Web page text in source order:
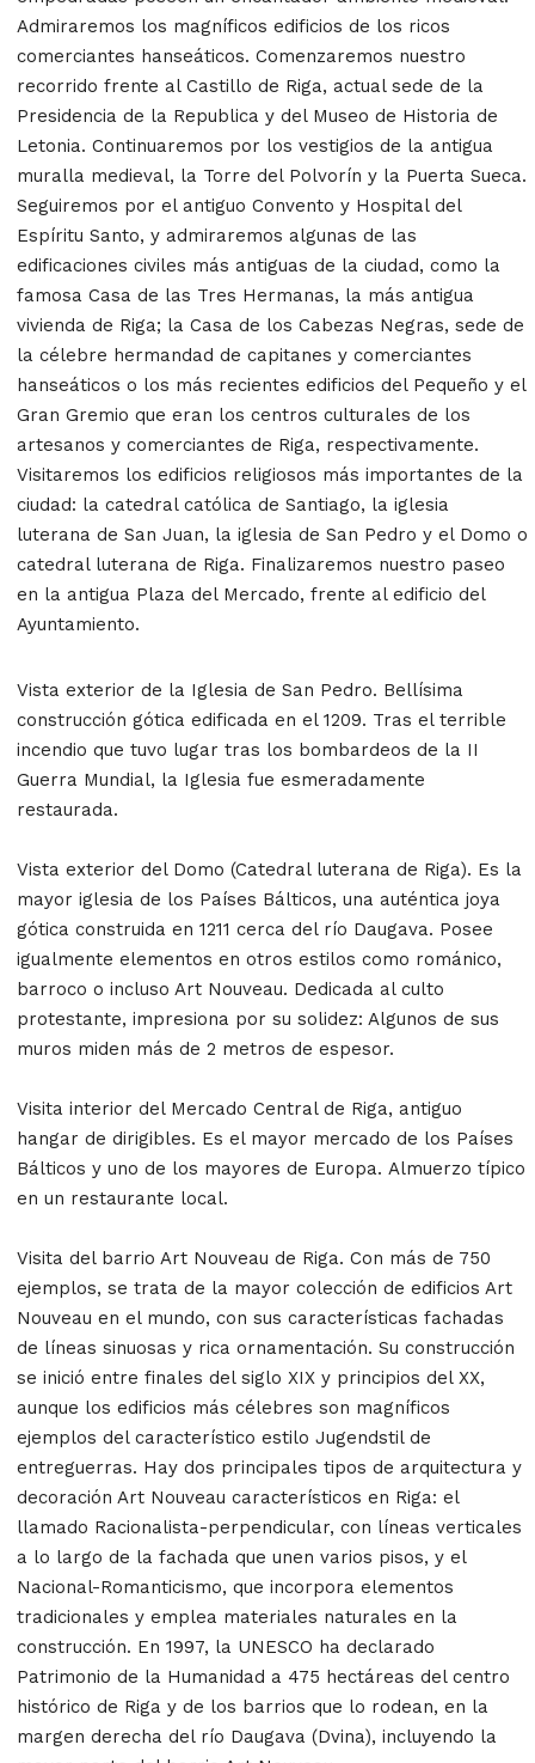
Admiraremos los magníficos edificios de los ricos
comerciantes hanseáticos. Comenzaremos nuestro
recorrido frente al Castillo de Riga, actual sede de la
Presidencia de la Republica y del Museo de Historia de
Letonia. Continuaremos por los vestigios de la antigua
muralla medieval, la Torre del Polvorín y la Puerta Sueca.
Seguiremos por el antiguo Convento y Hospital del
Espíritu Santo, y admiraremos algunas de las
edificaciones civiles más antiguas de la ciudad, como la
famosa Casa de las Tres Hermanas, la más antigua
vivienda de Riga; la Casa de los Cabezas Negras, sede de
la célebre hermandad de capitanes y comerciantes
hanseáticos o los más recientes edificios del Pequeño y el
Gran Gremio que eran los centros culturales de los
artesanos y comerciantes de Riga, respectivamente.
Visitaremos los edificios religiosos más importantes de la
ciudad: la catedral católica de Santiago, la iglesia
luterana de San Juan, la iglesia de San Pedro y el Domo o
catedral luterana de Riga. Finalizaremos nuestro paseo
en la antigua Plaza del Mercado, frente al edificio del
Ayuntamiento.
Vista exterior de la Iglesia de San Pedro. Bellísima
construcción gótica edificada en el 1209. Tras el terrible
incendio que tuvo lugar tras los bombardeos de la II
Guerra Mundial, la Iglesia fue esmeradamente
restaurada.
Vista exterior del Domo (Catedral luterana de Riga). Es la
mayor iglesia de los Países Bálticos, una auténtica joya
gótica construida en 1211 cerca del río Daugava. Posee
igualmente elementos en otros estilos como románico,
barroco o incluso Art Nouveau. Dedicada al culto
protestante, impresiona por su solidez: Algunos de sus
muros miden más de 2 metros de espesor.
Visita interior del Mercado Central de Riga, antiguo
hangar de dirigibles. Es el mayor mercado de los Países
Bálticos y uno de los mayores de Europa. Almuerzo típico
en un restaurante local.
Visita del barrio Art Nouveau de Riga. Con más de 750
ejemplos, se trata de la mayor colección de edificios Art
Nouveau en el mundo, con sus características fachadas
de líneas sinuosas y rica ornamentación. Su construcción
se inició entre finales del siglo XIX y principios del XX,
aunque los edificios más célebres son magníficos
ejemplos del característico estilo Jugendstil de
entreguerras. Hay dos principales tipos de arquitectura y
decoración Art Nouveau característicos en Riga: el
llamado Racionalista-perpendicular, con líneas verticales
a lo largo de la fachada que unen varios pisos, y el
Nacional-Romanticismo, que incorpora elementos
tradicionales y emplea materiales naturales en la
construcción. En 1997, la UNESCO ha declarado
Patrimonio de la Humanidad a 475 hectáreas del centro
histórico de Riga y de los barrios que lo rodean, en la
margen derecha del río Daugava (Dvina), incluyendo la